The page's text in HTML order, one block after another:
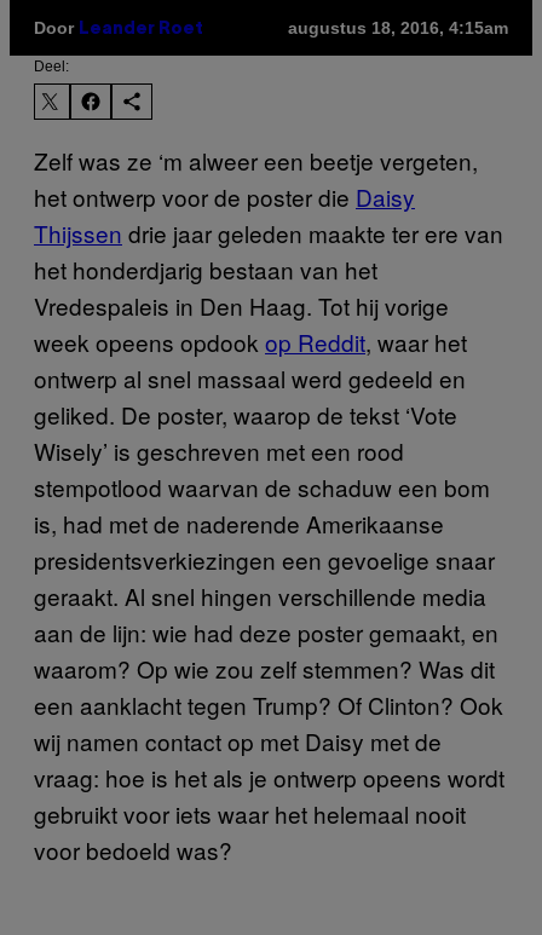
Door Leander Roet augustus 18, 2016, 4:15am
Deel:
Zelf was ze ‘m alweer een beetje vergeten,
het ontwerp voor de poster die Daisy
Thijssen drie jaar geleden maakte ter ere van
het honderdjarig bestaan van het
Vredespaleis in Den Haag. Tot hij vorige
week opeens opdook op Reddit, waar het
ontwerp al snel massaal werd gedeeld en
geliked. De poster, waarop de tekst ‘Vote
Wisely’ is geschreven met een rood
stempotlood waarvan de schaduw een bom
is, had met de naderende Amerikaanse
presidentsverkiezingen een gevoelige snaar
geraakt. Al snel hingen verschillende media
aan de lijn: wie had deze poster gemaakt, en
waarom? Op wie zou zelf stemmen? Was dit
een aanklacht tegen Trump? Of Clinton? Ook
wij namen contact op met Daisy met de
vraag: hoe is het als je ontwerp opeens wordt
gebruikt voor iets waar het helemaal nooit
voor bedoeld was?